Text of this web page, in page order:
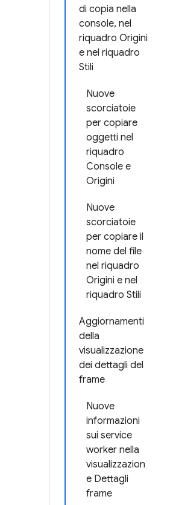
di copia nella
console, nel
riquadro Origini
e nel riquadro
Stili
Nuove
scorciatoie
per copiare
oggetti nel
riquadro
Console e
Origini
Nuove
scorciatoie
per copiare il
nome del file
nel riquadro
Origini e nel
riquadro Stili
Aggiornamenti
della
visualizzazione
dei dettagli del
frame
Nuove
informazioni
sui service
worker nella
visualizzazion
e Dettagli
frame